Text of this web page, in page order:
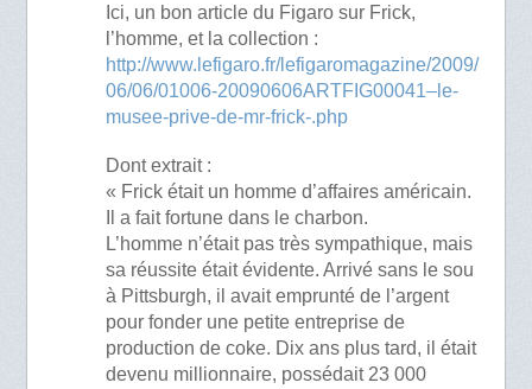
Ici, un bon article du Figaro sur Frick,
l’homme, et la collection :
http://www.lefigaro.fr/lefigaromagazine/2009/
06/06/01006-20090606ARTFIG00041–le-
musee-prive-de-mr-frick-.php
Dont extrait :
« Frick était un homme d’affaires américain.
Il a fait fortune dans le charbon.
L’homme n’était pas très sympathique, mais
sa réussite était évidente. Arrivé sans le sou
à Pittsburgh, il avait emprunté de l’argent
pour fonder une petite entreprise de
production de coke. Dix ans plus tard, il était
devenu millionnaire, possédait 23 000